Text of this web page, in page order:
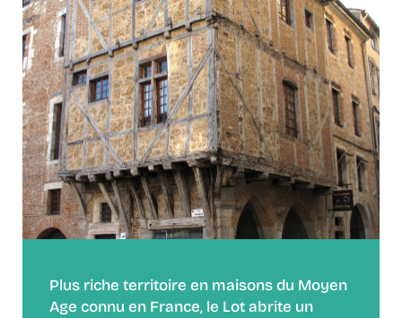
Plus riche territoire en maisons du Moyen
Age connu en France, le Lot abrite un